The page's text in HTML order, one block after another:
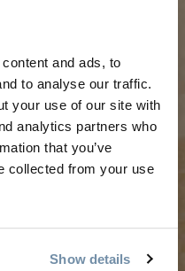
and ads, to
to analyse our traffic.
your use of our site with
analytics partners who
that you’ve
collected from your use
Show details